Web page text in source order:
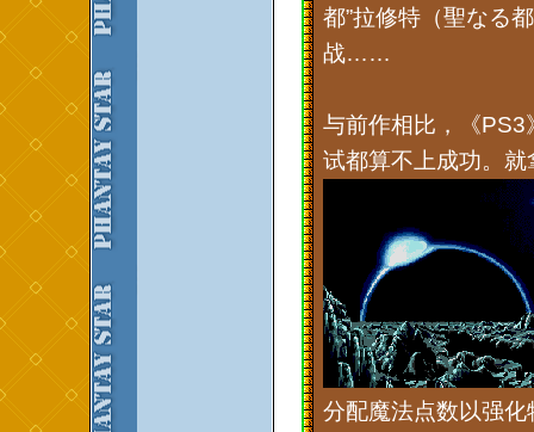
都”拉修特（聖なる
战……
与前作相比，《PS3
试都算不上成功。
分配魔法点数以强